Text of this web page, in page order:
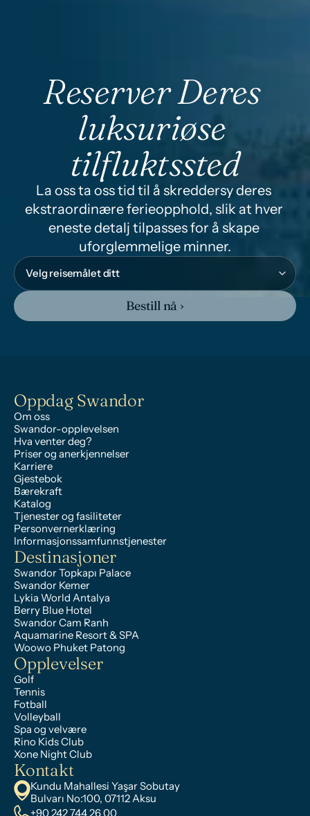
Reserver Deres
luksuriøse
tilfluktssted
La oss ta oss tid til å skreddersy deres
ekstraordinære ferieopphold, slik at hver
eneste detalj tilpasses for å skape
uforglemmelige minner.
Bestill nå ›
Oppdag Swandor
Om oss
Swandor-opplevelsen
Hva venter deg?
Priser og anerkjennelser
Karriere
Gjestebok
Bærekraft
Katalog
Tjenester og fasiliteter
Personvernerklæring
Informasjonssamfunnstjenester
Destinasjoner
Swandor Topkapı Palace
Swandor Kemer
Lykia World Antalya
Berry Blue Hotel
Swandor Cam Ranh
Aquamarine Resort & SPA
Woowo Phuket Patong
Opplevelser
Golf
Tennis
Fotball
Volleyball
Spa og velvære
Rino Kids Club
Xone Night Club
Kontakt
Kundu Mahallesi Yaşar Sobutay
Bulvarı No:100, 07112 Aksu
+90 242 744 26 00